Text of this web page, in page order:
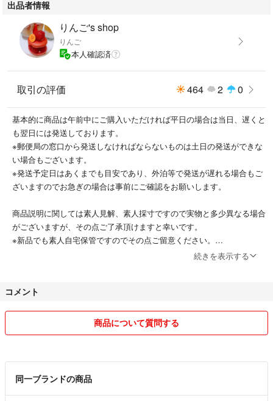
出品者情報
りんご's shop
りんご
本人確認済
取引の評価 464 2 0
基本的に商品は午前中にご購入いただければ平日の場合は当日、遅くと
も翌日には発送しております。
※郵便局の窓口から発送しなければならないものは土日の発送ができな
い場合もございます。
※発送予定日はあくまでも目安であり、外泊等で発送が遅れる場合もご
ざいますのでお急ぎの場合は事前にご確認をお願いします。
商品説明に関しては素人見解、素人採寸ですので実物と多少異なる場合
がございますが、その点ご了承頂けますと幸いです。
※新品でも素人自宅保管ですのでその点ご留意ください。
※着用感や汚れに関しても人によって感覚が違うと思いますので、神経
基本的に即決優先です。
品価格から手数料、送料がかかることを考えて常識の範囲内でお願いい
たします。
まとめて購入くださる方はサービスさせて頂きます。
送料込みの商品に関しては、定形外郵便やゆうメール等最安値のもので
続きを表示する
コメント
商品について質問する
同一ブランドの商品